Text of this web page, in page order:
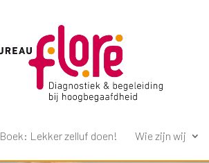
Boek: Lekker zelluf doen! Wie zijn wij